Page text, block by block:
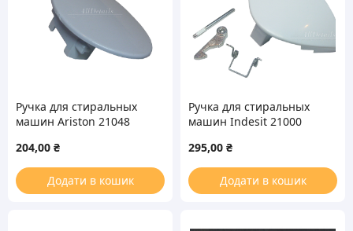
Ручка для стиральных
машин Ariston 21048
204,00 ₴
Додати в кошик
Ручка для стиральных
машин Indesit 21000
295,00 ₴
Додати в кошик